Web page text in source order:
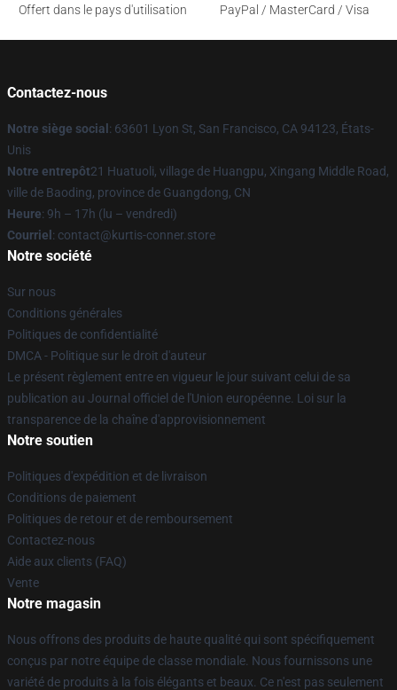
Offert dans le pays d'utilisation
PayPal / MasterCard / Visa
Contactez-nous
Notre siège social : 63601 Lyon St, San Francisco, CA 94123, États-
Unis
Notre entrepôt21 Huatuoli, village de Huangpu, Xingang Middle Road,
ville de Baoding, province de Guangdong, CN
Heure: 9h – 17h (lu – vendredi)
Courriel : contact@kurtis-conner.store
Notre société
Sur nous
Conditions générales
Politiques de confidentialité
DMCA - Politique sur le droit d'auteur
Le présent règlement entre en vigueur le jour suivant celui de sa
publication au Journal officiel de l'Union européenne. Loi sur la
transparence de la chaîne d'approvisionnement
Notre soutien
Politiques d'expédition et de livraison
Conditions de paiement
Politiques de retour et de remboursement
Contactez-nous
Aide aux clients (FAQ)
Vente
Notre magasin
Nous offrons des produits de haute qualité qui sont spécifiquement
conçus par notre équipe de classe mondiale. Nous fournissons une
variété de produits à la fois élégants et beaux. Ce n'est pas seulement